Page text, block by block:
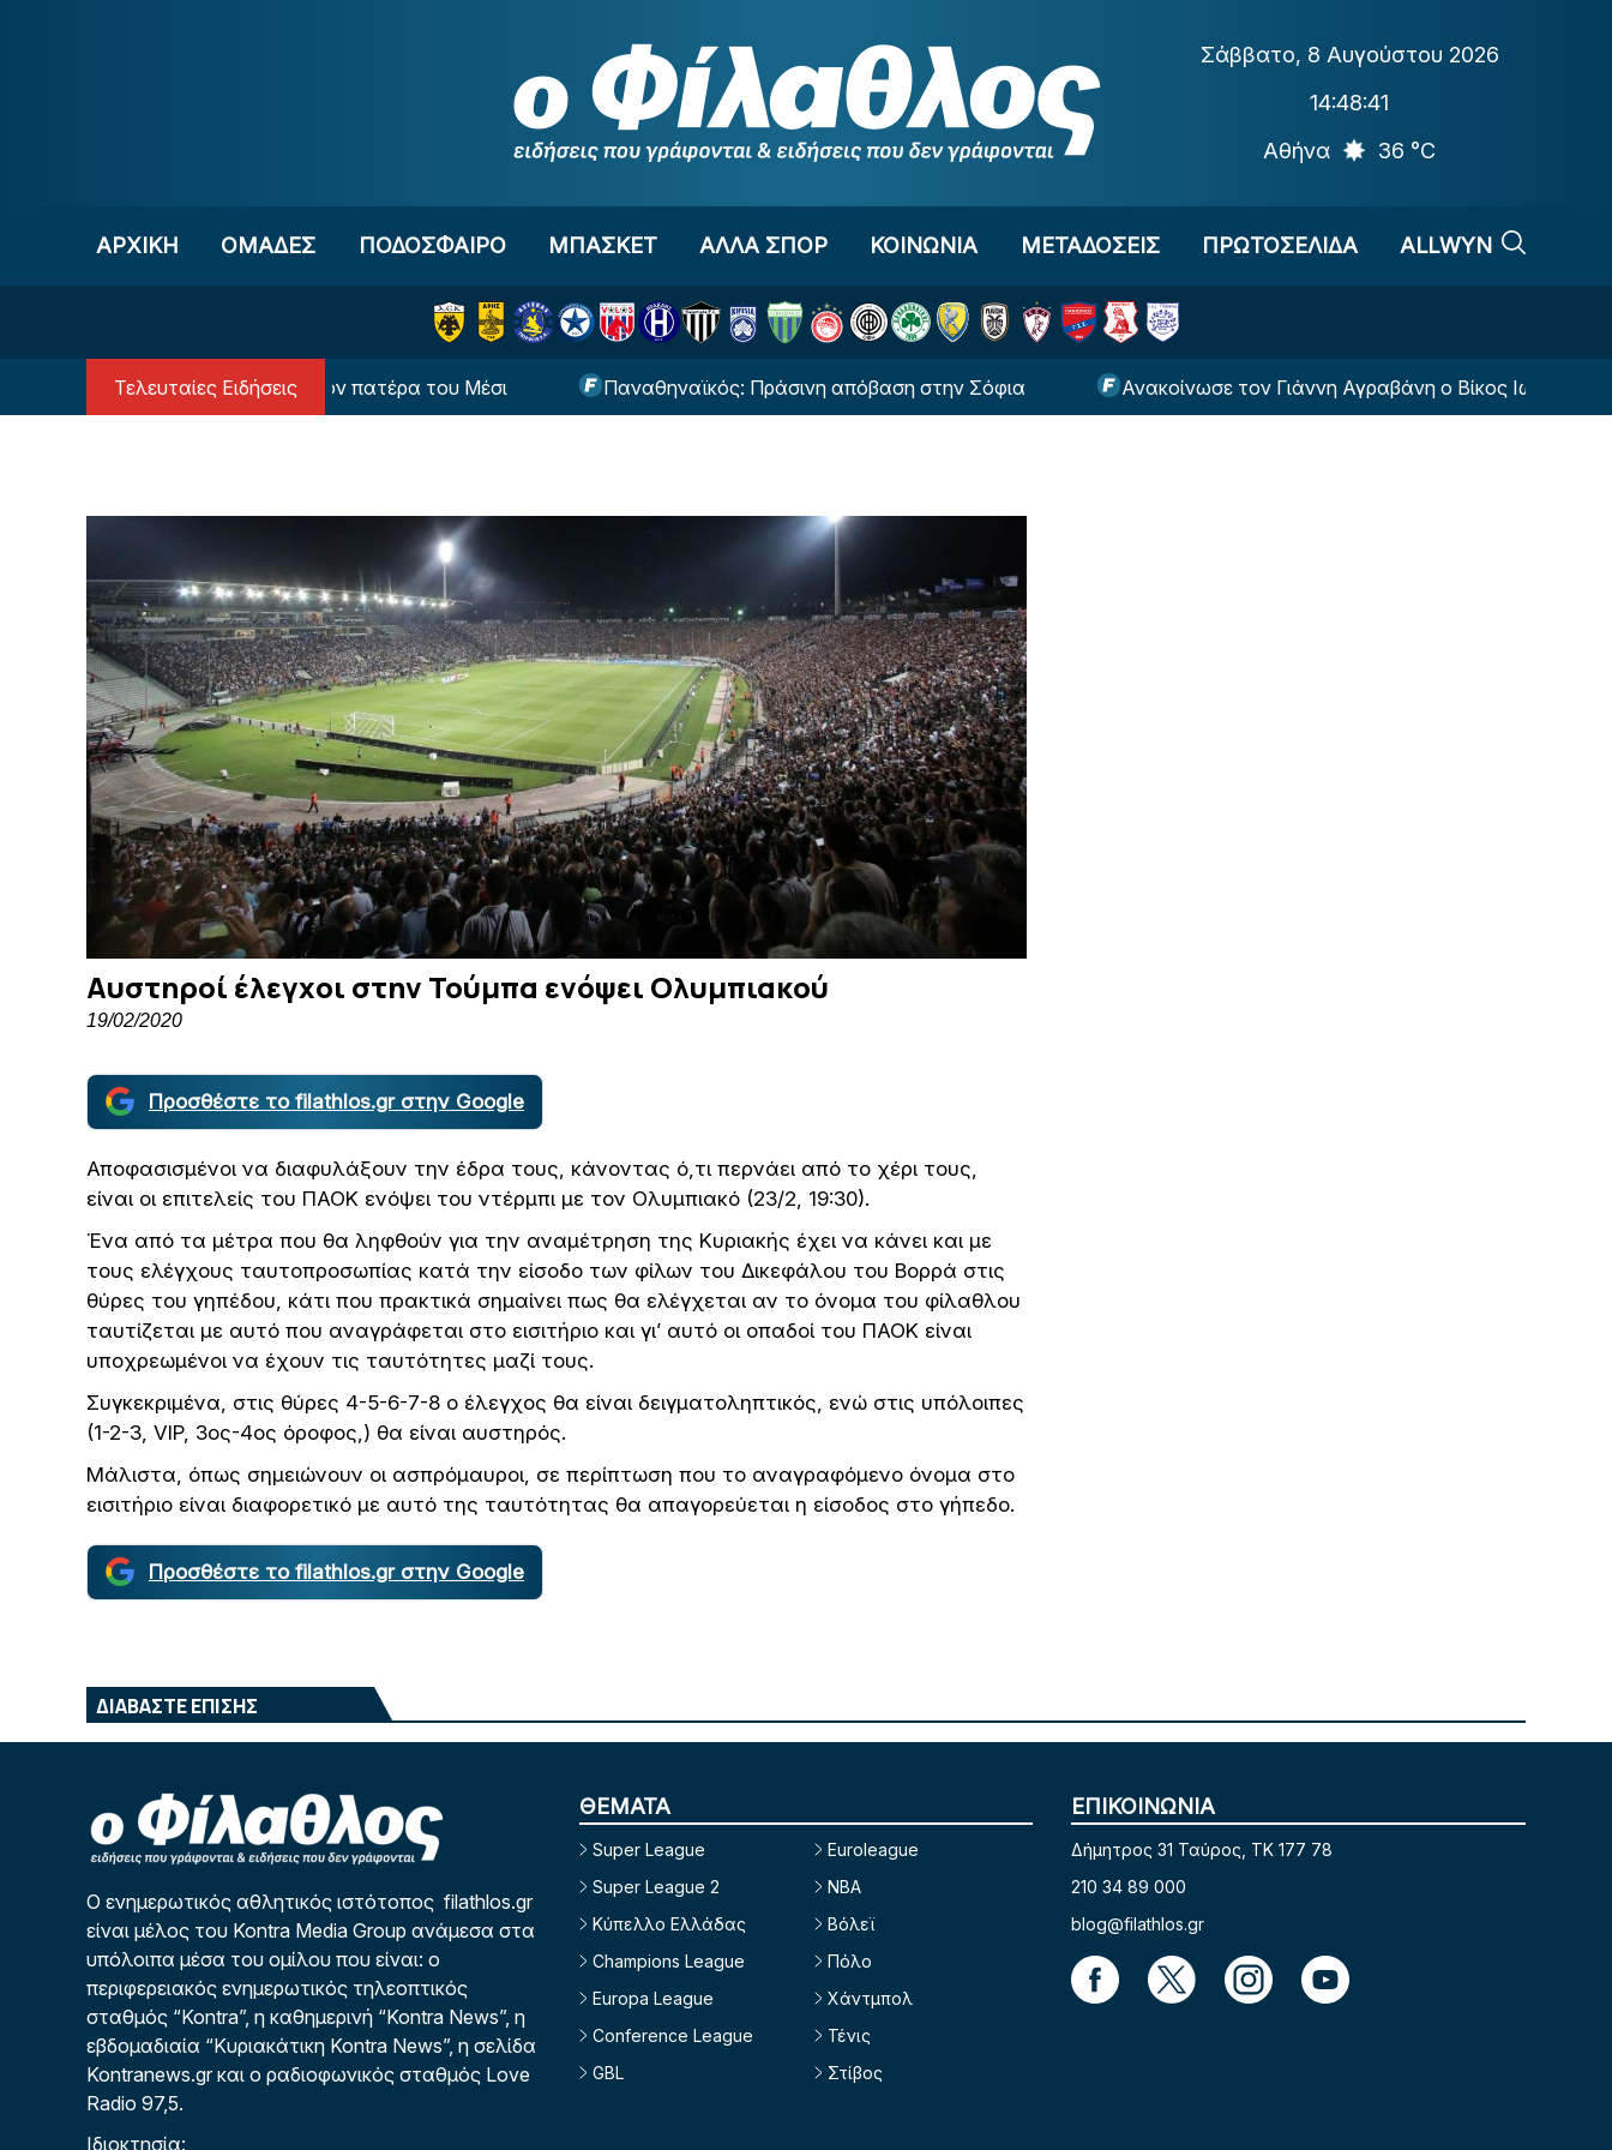
Σάββατο, 8 Αυγούστου 2026
14:48:42
Αθήνα
36 °C
ΑΡΧΙΚΗ OΜΑΔΕΣ ΠΟΔΟΣΦΑΙΡΟ ΜΠΑΣΚΕΤ ΑΛΛΑ ΣΠΟΡ ΚΟΙΝΩΝΙΑ ΜΕΤΑΔΟΣΕΙΣ ΠΡΩΤΟΣΕΛΙΔΑ ALLWYN
Τελευταίες Ειδήσεις
της Νιούελς Ολντ Μπόις στον πατέρα του Μέσι Παναθηναϊκός: Πράσινη απόβαση στην Σόφια Ανακοίνωσε τον Γιάννη Αγραβάνη ο Βίκος Ιωαννίνων
Αυστηροί έλεγχοι στην Τούμπα ενόψει Ολυμπιακού
19/02/2020
Προσθέστε το filathlos.gr στην Google
Αποφασισμένοι να διαφυλάξουν την έδρα τους, κάνοντας ό,τι περνάει από το χέρι τους,
είναι οι επιτελείς του ΠΑΟΚ ενόψει του ντέρμπι με τον Ολυμπιακό (23/2, 19:30).
Ένα από τα μέτρα που θα ληφθούν για την αναμέτρηση της Κυριακής έχει να κάνει και με
τους ελέγχους ταυτοπροσωπίας κατά την είσοδο των φίλων του Δικεφάλου του Βορρά στις
θύρες του γηπέδου, κάτι που πρακτικά σημαίνει πως θα ελέγχεται αν το όνομα του φίλαθλου
ταυτίζεται με αυτό που αναγράφεται στο εισιτήριο και γι’ αυτό οι οπαδοί του ΠΑΟΚ είναι
υποχρεωμένοι να έχουν τις ταυτότητες μαζί τους.
Συγκεκριμένα, στις θύρες 4-5-6-7-8 ο έλεγχος θα είναι δειγματοληπτικός, ενώ στις υπόλοιπες
(1-2-3, VIP, 3ος-4ος όροφος,) θα είναι αυστηρός.
Μάλιστα, όπως σημειώνουν οι ασπρόμαυροι, σε περίπτωση που το αναγραφόμενο όνομα στο
εισιτήριο είναι διαφορετικό με αυτό της ταυτότητας θα απαγορεύεται η είσοδος στο γήπεδο.
Προσθέστε το filathlos.gr στην Google
ΔΙΑΒΑΣΤΕ ΕΠΙΣΗΣ
Ο ενημερωτικός αθλητικός ιστότοπος filathlos.gr
είναι μέλος του Kontra Media Group ανάμεσα στα
υπόλοιπα μέσα του ομίλου που είναι: ο
περιφερειακός ενημερωτικός τηλεοπτικός
σταθμός “Kontra”, η καθημερινή “Kontra News”, η
εβδομαδιαία “Κυριακάτικη Kontra News”, η σελίδα
Kontranews.gr και ο ραδιοφωνικός σταθμός Love
Radio 97,5.
Ιδιοκτησία:
ΘΕΜΑΤΑ
Super League
Super League 2
Κύπελλο Ελλάδας
Champions League
Europa League
Conference League
GBL
Euroleague
NBA
Βόλεϊ
Πόλο
Χάντμπολ
Τένις
Στίβος
ΕΠΙΚΟΙΝΩΝΙΑ
Δήμητρος 31 Ταύρος, TK 177 78
210 34 89 000
blog@filathlos.gr